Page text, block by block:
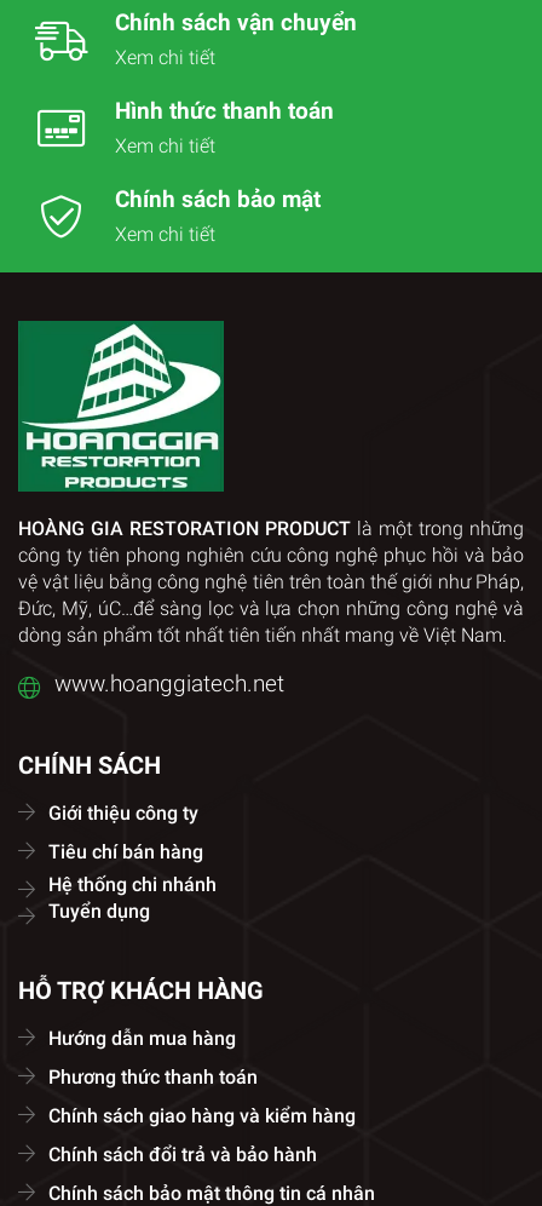
Chính sách vận chuyển
Xem chi tiết
Hình thức thanh toán
Xem chi tiết
Chính sách bảo mật
Xem chi tiết
HOÀNG GIA RESTORATION PRODUCT là một trong những
công ty tiên phong nghiên cứu công nghệ phục hồi và bảo
vệ vật liệu bằng công nghệ tiên trên toàn thế giới như Pháp,
Đức, Mỹ, úC…để sàng lọc và lựa chọn những công nghệ và
dòng sản phẩm tốt nhất tiên tiến nhất mang về Việt Nam.
www.hoanggiatech.net
CHÍNH SÁCH
Giới thiệu công ty
Tiêu chí bán hàng
Hệ thống chi nhánh
Tuyển dụng
HỖ TRỢ KHÁCH HÀNG
Hướng dẫn mua hàng
Phương thức thanh toán
Chính sách giao hàng và kiểm hàng
Chính sách đổi trả và bảo hành
Chính sách bảo mật thông tin cá nhân